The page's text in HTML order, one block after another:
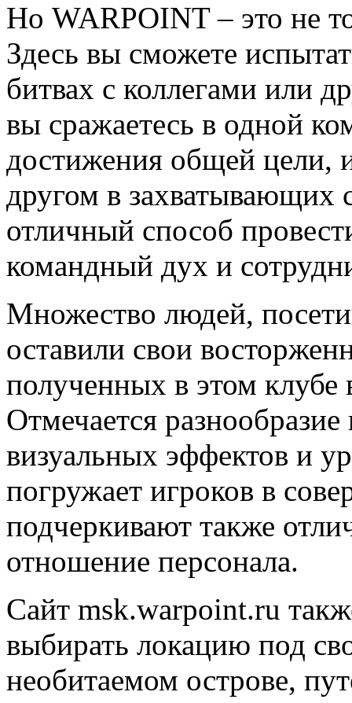
Но WARPOINT – это не
Здесь вы сможете
битвах с коллегами или
вы сражаетесь в одной
достижения общей цели,
другом в захватывающих
отличный способ
командный дух и
Множество людей,
оставили свои
полученных в этом клубе
Отмечается
визуальных эффектов и
погружает игроков в
подчеркивают также
отношение персонала.
Сайт msk.warpoint.ru
выбирать локацию под
необитаемом острове,